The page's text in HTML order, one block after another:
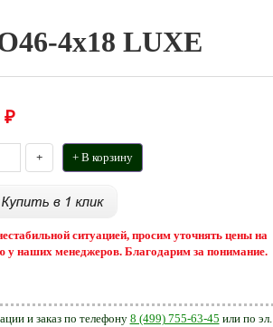
4х18 LUXE
₽
+ + В корзину
ситуацией, просим уточнять цены на
у наших менеджеров. Благодарим за понимание.
и заказ по телефону 8 (499) 755-63-45 или по эл.